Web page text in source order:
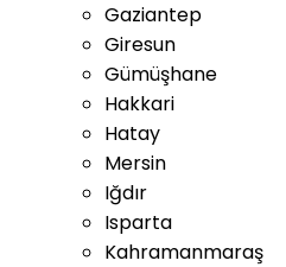
Gaziantep
Giresun
Gümüşhane
Hakkari
Hatay
Mersin
Iğdır
Isparta
Kahramanmaraş